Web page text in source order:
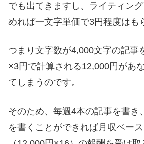
でも出てきますし、ライティン
めれば一文字単価で3円程度はも
つまり文字数が4,000文字の記事
×3円で計算される12,000円があ
てしまうのです。
そのため、毎週4本の記事を書き
を書くことができれば月収ベー